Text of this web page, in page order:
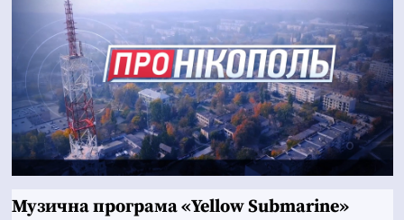
Музична програма «Yellow Submarine»